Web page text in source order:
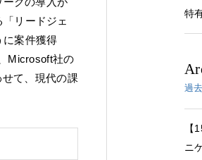
リードジェ
に案件獲得
Microsoft社の
て、現代の課
特
過
【
ニ